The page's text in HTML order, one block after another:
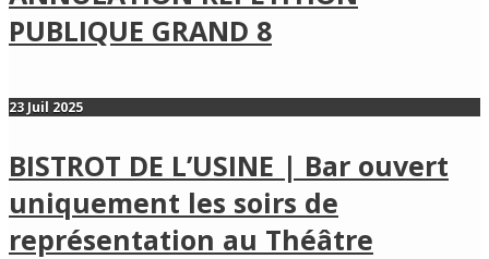
PUBLIQUE GRAND 8
23 Juil 2025
BISTROT DE L’USINE | Bar ouvert
uniquement les soirs de
représentation au Théâtre